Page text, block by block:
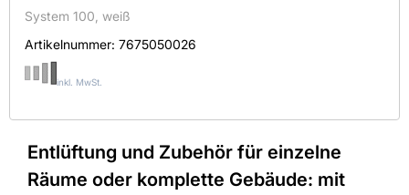
System 100, weiß
Artikelnummer: 7675050026
inkl. MwSt.
Entlüftung und Zubehör für einzelne
Räume oder komplette Gebäude: mit